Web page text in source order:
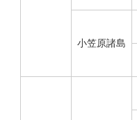
小笠原諸島